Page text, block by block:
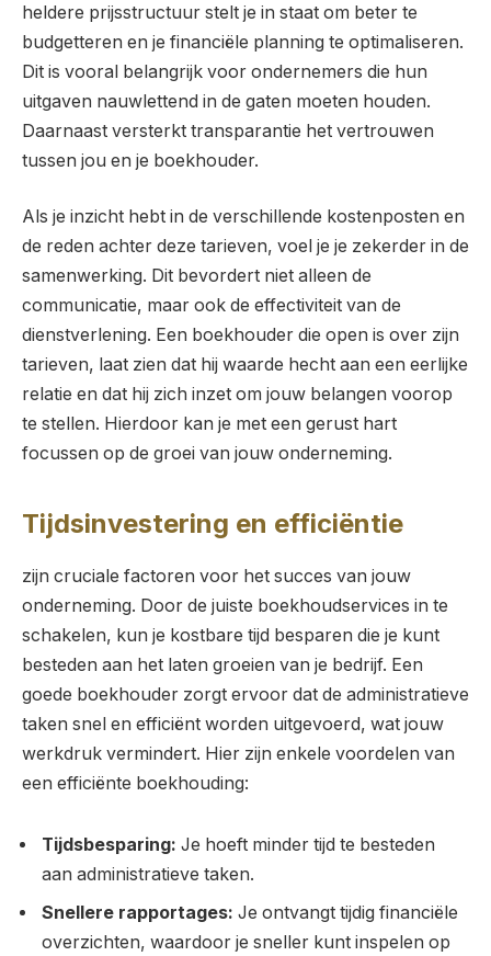
heldere prijsstructuur stelt je in staat om beter te
budgetteren en je financiële planning te optimaliseren.
Dit is vooral belangrijk voor ondernemers die hun
uitgaven nauwlettend in de gaten moeten houden.
Daarnaast versterkt transparantie het vertrouwen
tussen jou en je boekhouder.
Als je inzicht hebt in de verschillende kostenposten en
de reden achter deze tarieven, voel je je zekerder in de
samenwerking. Dit bevordert niet alleen de
communicatie, maar ook de effectiviteit van de
dienstverlening. Een boekhouder die open is over zijn
tarieven, laat zien dat hij waarde hecht aan een eerlijke
relatie en dat hij zich inzet om jouw belangen voorop
te stellen. Hierdoor kan je met een gerust hart
focussen op de groei van jouw onderneming.
Tijdsinvestering en efficiëntie
zijn cruciale factoren voor het succes van jouw
onderneming. Door de juiste boekhoudservices in te
schakelen, kun je kostbare tijd besparen die je kunt
besteden aan het laten groeien van je bedrijf. Een
goede boekhouder zorgt ervoor dat de administratieve
taken snel en efficiënt worden uitgevoerd, wat jouw
werkdruk vermindert. Hier zijn enkele voordelen van
een efficiënte boekhouding:
Tijdsbesparing: Je hoeft minder tijd te besteden
aan administratieve taken.
Snellere rapportages: Je ontvangt tijdig financiële
overzichten, waardoor je sneller kunt inspelen op